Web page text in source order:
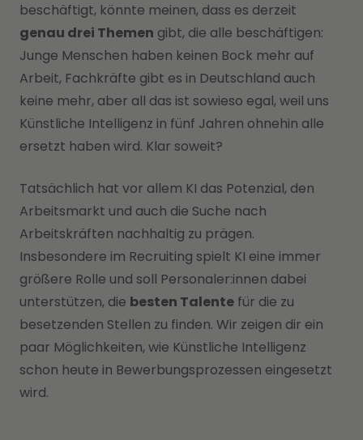
beschäftigt, könnte meinen, dass es derzeit
genau drei Themen gibt, die alle beschäftigen:
Junge Menschen haben keinen Bock mehr auf
Arbeit, Fachkräfte gibt es in Deutschland auch
keine mehr, aber all das ist sowieso egal, weil uns
Künstliche Intelligenz in fünf Jahren ohnehin alle
ersetzt haben wird. Klar soweit?
Tatsächlich hat vor allem KI das Potenzial, den
Arbeitsmarkt und auch die Suche nach
Arbeitskräften nachhaltig zu prägen.
Insbesondere im Recruiting spielt KI eine immer
größere Rolle und soll Personaler:innen dabei
unterstützen, die besten Talente für die zu
besetzenden Stellen zu finden. Wir zeigen dir ein
paar Möglichkeiten, wie Künstliche Intelligenz
schon heute in Bewerbungsprozessen eingesetzt
wird.